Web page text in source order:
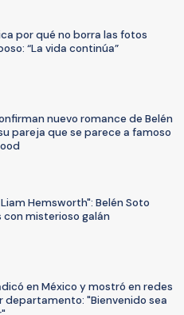
por qué no borra las fotos
“La vida continúa”
nuevo romance de Belén
pareja que se parece a famoso
Hemsworth": Belén Soto
misterioso galán
en México y mostró en redes
departamento: "Bienvenido sea